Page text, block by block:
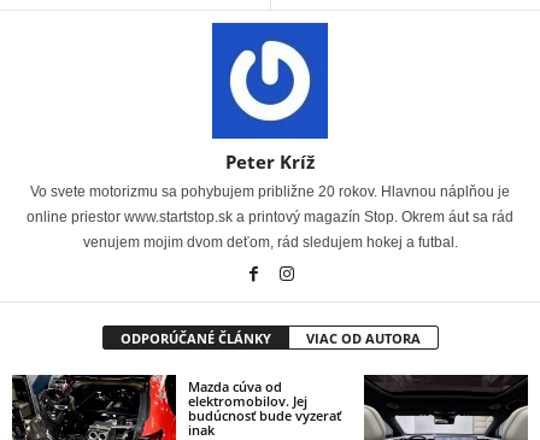
Peter Kríž
Vo svete motorizmu sa pohybujem približne 20 rokov. Hlavnou náplňou je
online priestor www.startstop.sk a printový magazín Stop. Okrem áut sa rád
venujem mojim dvom deťom, rád sledujem hokej a futbal.
ODPORÚČANÉ ČLÁNKY VIAC OD AUTORA
Mazda cúva od
elektromobilov. Jej
budúcnosť bude vyzerať
inak